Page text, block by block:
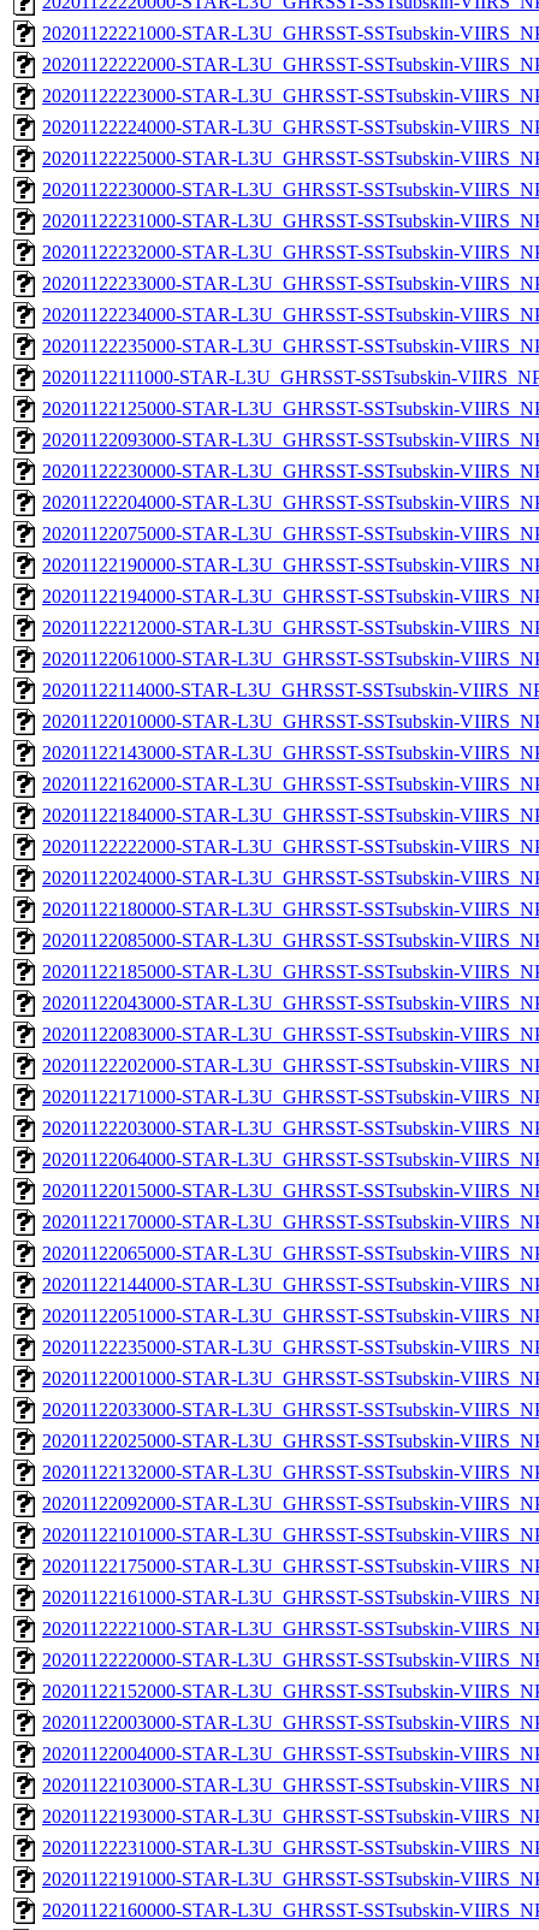
20201122221000-STAR-L3U_GHRSST-SSTsubskin-
20201122222000-STAR-L3U_GHRSST-SSTsubskin-
20201122223000-STAR-L3U_GHRSST-SSTsubskin-
20201122224000-STAR-L3U_GHRSST-SSTsubskin-
20201122225000-STAR-L3U_GHRSST-SSTsubskin-
20201122230000-STAR-L3U_GHRSST-SSTsubskin-
20201122231000-STAR-L3U_GHRSST-SSTsubskin-
20201122232000-STAR-L3U_GHRSST-SSTsubskin-
20201122233000-STAR-L3U_GHRSST-SSTsubskin-
20201122234000-STAR-L3U_GHRSST-SSTsubskin-
20201122235000-STAR-L3U_GHRSST-SSTsubskin-
20201122111000-STAR-L3U_GHRSST-SSTsubskin-
20201122125000-STAR-L3U_GHRSST-SSTsubskin-
20201122093000-STAR-L3U_GHRSST-SSTsubskin-
20201122230000-STAR-L3U_GHRSST-SSTsubskin-
20201122204000-STAR-L3U_GHRSST-SSTsubskin-
20201122075000-STAR-L3U_GHRSST-SSTsubskin-
20201122190000-STAR-L3U_GHRSST-SSTsubskin-
20201122194000-STAR-L3U_GHRSST-SSTsubskin-
20201122212000-STAR-L3U_GHRSST-SSTsubskin-
20201122061000-STAR-L3U_GHRSST-SSTsubskin-
20201122114000-STAR-L3U_GHRSST-SSTsubskin-
20201122010000-STAR-L3U_GHRSST-SSTsubskin-
20201122143000-STAR-L3U_GHRSST-SSTsubskin-
20201122162000-STAR-L3U_GHRSST-SSTsubskin-
20201122184000-STAR-L3U_GHRSST-SSTsubskin-
20201122222000-STAR-L3U_GHRSST-SSTsubskin-
20201122024000-STAR-L3U_GHRSST-SSTsubskin-
20201122180000-STAR-L3U_GHRSST-SSTsubskin-
20201122085000-STAR-L3U_GHRSST-SSTsubskin-
20201122185000-STAR-L3U_GHRSST-SSTsubskin-
20201122043000-STAR-L3U_GHRSST-SSTsubskin-
20201122083000-STAR-L3U_GHRSST-SSTsubskin-
20201122202000-STAR-L3U_GHRSST-SSTsubskin-
20201122171000-STAR-L3U_GHRSST-SSTsubskin-
20201122203000-STAR-L3U_GHRSST-SSTsubskin-
20201122064000-STAR-L3U_GHRSST-SSTsubskin-
20201122015000-STAR-L3U_GHRSST-SSTsubskin-
20201122170000-STAR-L3U_GHRSST-SSTsubskin-
20201122065000-STAR-L3U_GHRSST-SSTsubskin-
20201122144000-STAR-L3U_GHRSST-SSTsubskin-
20201122051000-STAR-L3U_GHRSST-SSTsubskin-
20201122235000-STAR-L3U_GHRSST-SSTsubskin-
20201122001000-STAR-L3U_GHRSST-SSTsubskin-
20201122033000-STAR-L3U_GHRSST-SSTsubskin-
20201122025000-STAR-L3U_GHRSST-SSTsubskin-
20201122132000-STAR-L3U_GHRSST-SSTsubskin-
20201122092000-STAR-L3U_GHRSST-SSTsubskin-
20201122101000-STAR-L3U_GHRSST-SSTsubskin-
20201122175000-STAR-L3U_GHRSST-SSTsubskin-
20201122161000-STAR-L3U_GHRSST-SSTsubskin-
20201122221000-STAR-L3U_GHRSST-SSTsubskin-
20201122220000-STAR-L3U_GHRSST-SSTsubskin-
20201122152000-STAR-L3U_GHRSST-SSTsubskin-
20201122003000-STAR-L3U_GHRSST-SSTsubskin-
20201122004000-STAR-L3U_GHRSST-SSTsubskin-
20201122103000-STAR-L3U_GHRSST-SSTsubskin-
20201122193000-STAR-L3U_GHRSST-SSTsubskin-
20201122231000-STAR-L3U_GHRSST-SSTsubskin-
20201122191000-STAR-L3U_GHRSST-SSTsubskin-
20201122160000-STAR-L3U_GHRSST-SSTsubskin-